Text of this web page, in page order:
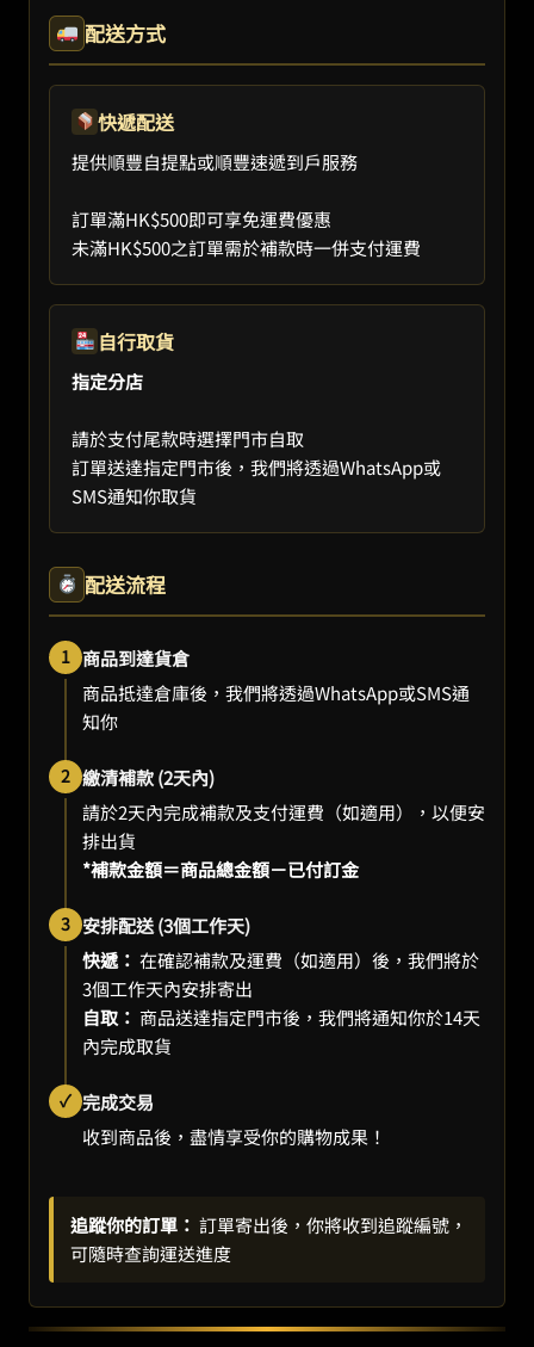
配送方式
快遞配送
提供順豐自提點或順豐速遞到戶服務
訂單滿HK$500即可享免運費優惠
未滿HK$500之訂單需於補款時一併支付運費
自行取貨
指定分店
請於支付尾款時選擇門市自取
訂單送達指定門市後，我們將透過WhatsApp或
SMS通知你取貨
配送流程
1 商品到達貨倉
商品抵達倉庫後，我們將透過WhatsApp或SMS通
知你
2 繳清補款 (2天內)
請於2天內完成補款及支付運費（如適用），以便安
排出貨
*補款金額＝商品總金額－已付訂金
3 安排配送 (3個工作天)
快遞： 在確認補款及運費（如適用）後，我們將於
3個工作天內安排寄出
自取： 商品送達指定門市後，我們將通知你於14天
內完成取貨
✓ 完成交易
收到商品後，盡情享受你的購物成果！
追蹤你的訂單： 訂單寄出後，你將收到追蹤編號，
可隨時查詢運送進度